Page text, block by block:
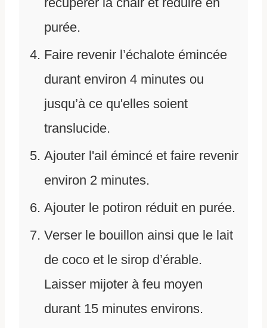
purée.
Faire revenir l’échalote émincée
durant environ 4 minutes ou
jusqu’à ce qu'elles soient
translucide.
Ajouter l'ail émincé et faire revenir
environ 2 minutes.
Ajouter le potiron réduit en purée.
Verser le bouillon ainsi que le lait
de coco et le sirop d’érable.
Laisser mijoter à feu moyen
durant 15 minutes environs.